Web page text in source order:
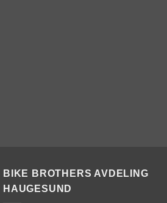
BIKE BROTHERS AVDELING
HAUGESUND